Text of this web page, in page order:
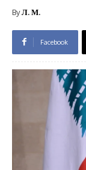
ByЛ. М.
Facebook